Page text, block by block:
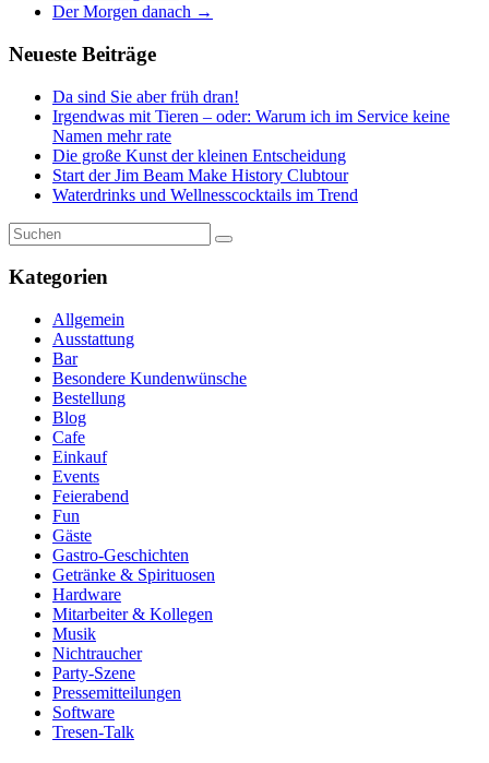
Der Morgen danach →
Neueste Beiträge
Da sind Sie aber früh dran!
Irgendwas mit Tieren – oder: Warum ich im Service keine
Namen mehr rate
Die große Kunst der kleinen Entscheidung
Start der Jim Beam Make History Clubtour
Waterdrinks und Wellnesscocktails im Trend
Kategorien
Allgemein
Ausstattung
Bar
Besondere Kundenwünsche
Bestellung
Blog
Cafe
Einkauf
Events
Feierabend
Fun
Gäste
Gastro-Geschichten
Getränke & Spirituosen
Hardware
Mitarbeiter & Kollegen
Musik
Nichtraucher
Party-Szene
Pressemitteilungen
Software
Tresen-Talk